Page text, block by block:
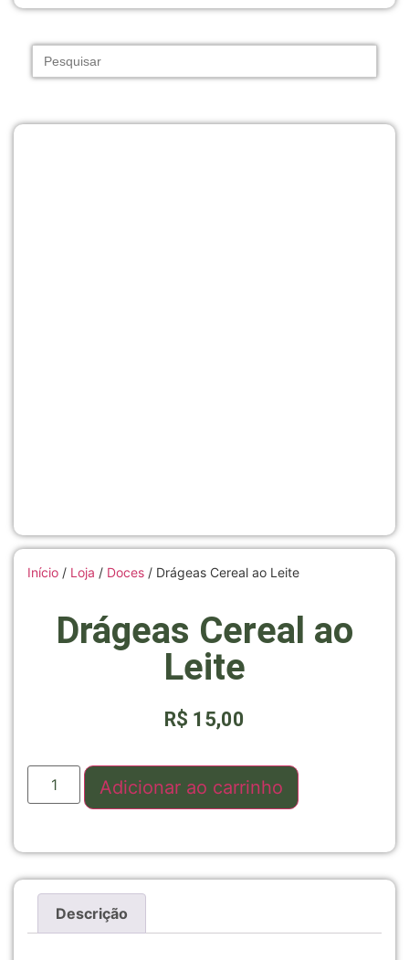
Search
for:
Início / Loja / Doces / Drágeas Cereal ao Leite
Drágeas Cereal ao
Leite
R$ 15,00
Adicionar ao carrinho
Descrição